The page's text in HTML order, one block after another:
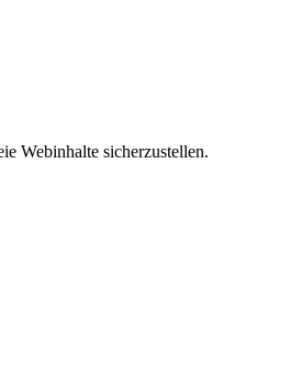
Webinhalte sicherzustellen.